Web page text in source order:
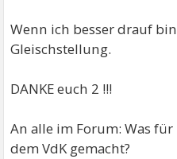
Wenn ich besser drauf
Gleischstellung.
DANKE euch 2 !!!
An alle im Forum: Was
dem VdK gemacht?